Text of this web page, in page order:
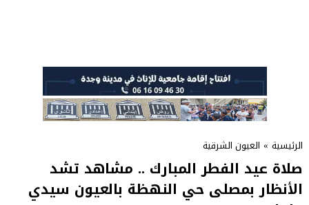
الرئيسية » العيون الشرقية
صلاة عيد الفطر المبارك .. مشاهد تشد
الأنظار بمصلى حي النهظة بالعيون سيدي